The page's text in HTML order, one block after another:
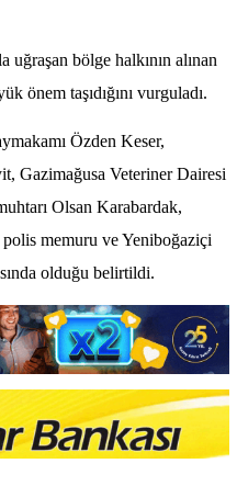
uğraşan bölge halkının alınan
önem taşıdığını vurguladı.
Özden Keser,
Gazimağusa Veteriner Dairesi
Olsan Karabardak,
memuru ve Yeniboğaziçi
olduğu belirtildi.